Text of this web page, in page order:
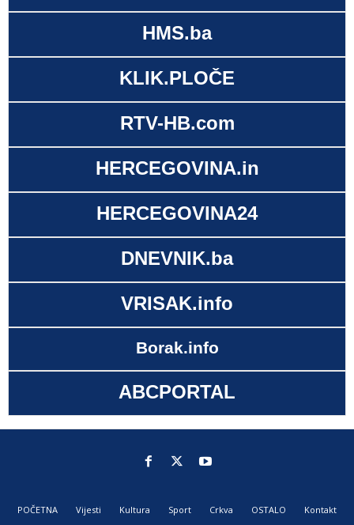
HMS.ba
KLIK.PLOČE
RTV-HB.com
HERCEGOVINA.in
HERCEGOVINA24
DNEVNIK.ba
VRISAK.info
Borak.info
ABCPORTAL
POČETNA Vijesti Kultura Sport Crkva OSTALO Kontakt